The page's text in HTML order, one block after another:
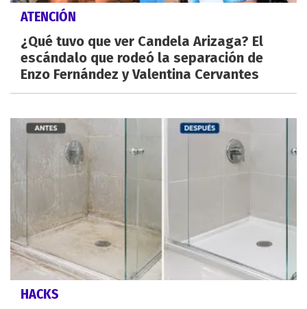
ATENCIÓN
¿Qué tuvo que ver Candela Arizaga? El
escándalo que rodeó la separación de
Enzo Fernández y Valentina Cervantes
HACKS